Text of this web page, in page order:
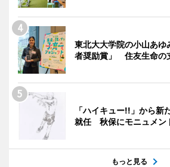
東北大大学院の小山あゆ
者奨励賞」 住友生命の
「ハイキュー!!」から新
就任 秋保にモニュメン
もっと見る